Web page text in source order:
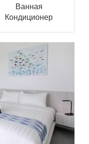
Ванная
Кондиционер